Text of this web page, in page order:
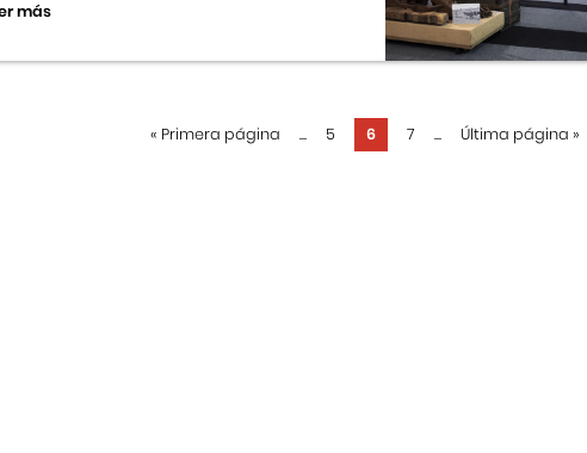
más
« Primera página ... 5 6 7 ... Última página »